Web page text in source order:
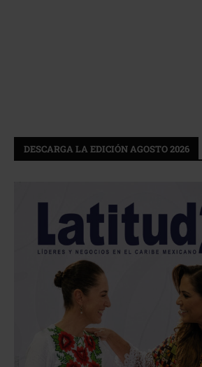
DESCARGA LA EDICIÓN AGOSTO 2026